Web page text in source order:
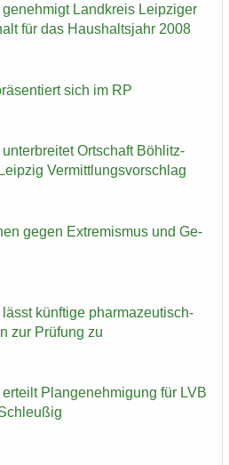
Land­kreis Leip­zi­ger
für das Haus­halts­jahr 2008
sich im RP
Ort­schaft Böhlitz-​
Ver­mitt­lungs­vor­schlag
gegen Ex­tre­mis­mus und Ge­
künf­ti­ge pharmazeutisch-​
zur Prü­fung zu
Plan­ge­neh­mi­gung für LVB